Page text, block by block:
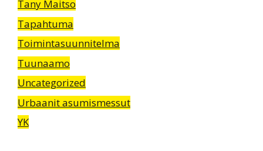
Tany Maitso
Tapahtuma
Toimintasuunnitelma
Tuunaamo
Uncategorized
Urbaanit asumismessut
YK